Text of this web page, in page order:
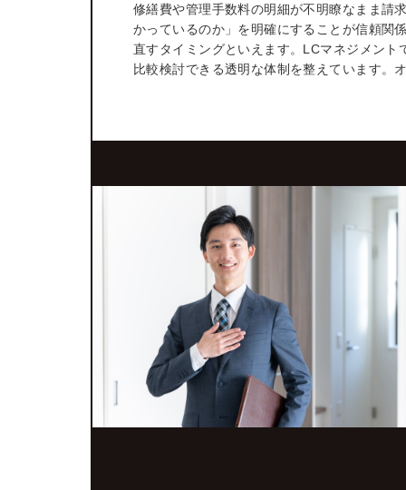
修繕費や管理手数料の明細が不明瞭なまま請
かっているのか」を明確にすることが信頼関
直すタイミングといえます。LCマネジメン
比較検討できる透明な体制を整えています。